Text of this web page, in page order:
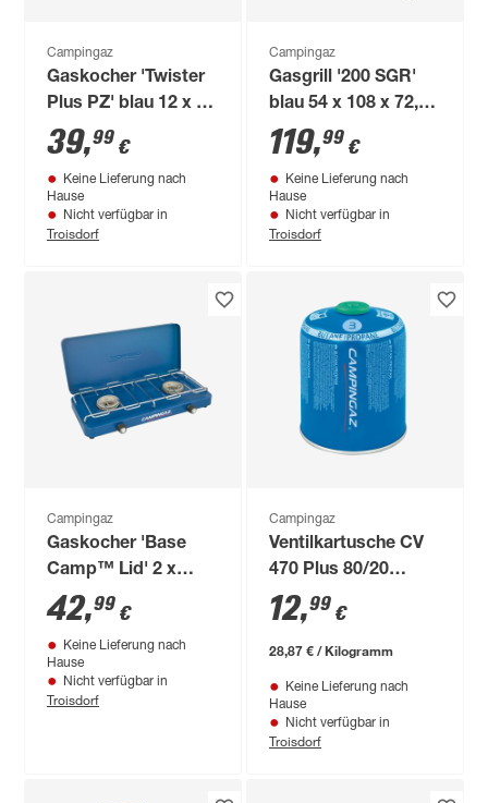
Campingaz
Gaskocher 'Twister
Plus PZ' blau 12 x 12
cm
39,99 €
Keine Lieferung nach
Hause
Nicht verfügbar in
Troisdorf
Campingaz
Gasgrill '200 SGR'
blau 54 x 108 x 72,5
cm
119,99 €
Keine Lieferung nach
Hause
Nicht verfügbar in
Troisdorf
Campingaz
Gaskocher 'Base
Camp™ Lid' 2 x
1600 W
42,99 €
Keine Lieferung nach
Hause
Nicht verfügbar in
Troisdorf
Campingaz
Ventilkartusche CV
470 Plus 80/20
Butan-/Propangemisch
450 g
12,99 €
28,87 € / Kilogramm
Keine Lieferung nach
Hause
Nicht verfügbar in
Troisdorf